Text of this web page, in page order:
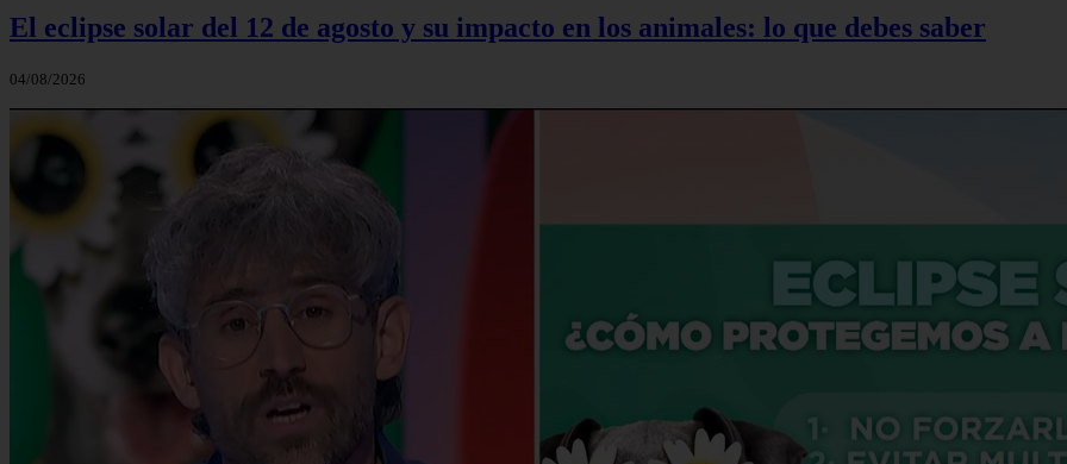
El eclipse solar del 12 de agosto y su impacto en los animales: lo que debes saber
04/08/2026